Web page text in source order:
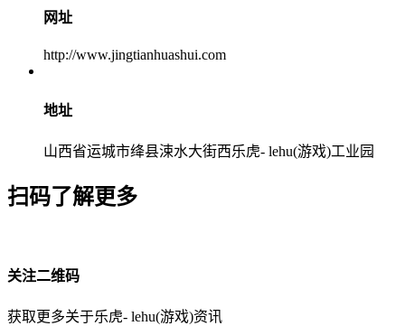
网址
http://www.jingtianhuashui.com
地址
山西省运城市绛县涑水大街西乐虎- lehu(游戏)工业园
扫码了解更多
关注二维码
获取更多关于乐虎- lehu(游戏)资讯